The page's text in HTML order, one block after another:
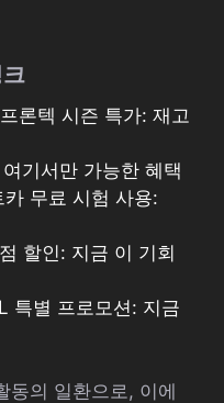
론텍 시즌 특가: 재고
기서만 가능한 혜택
카 무료 시험 사용:
할인: 지금 이 기회
특별 프로모션: 지금
동의 일환으로, 이에